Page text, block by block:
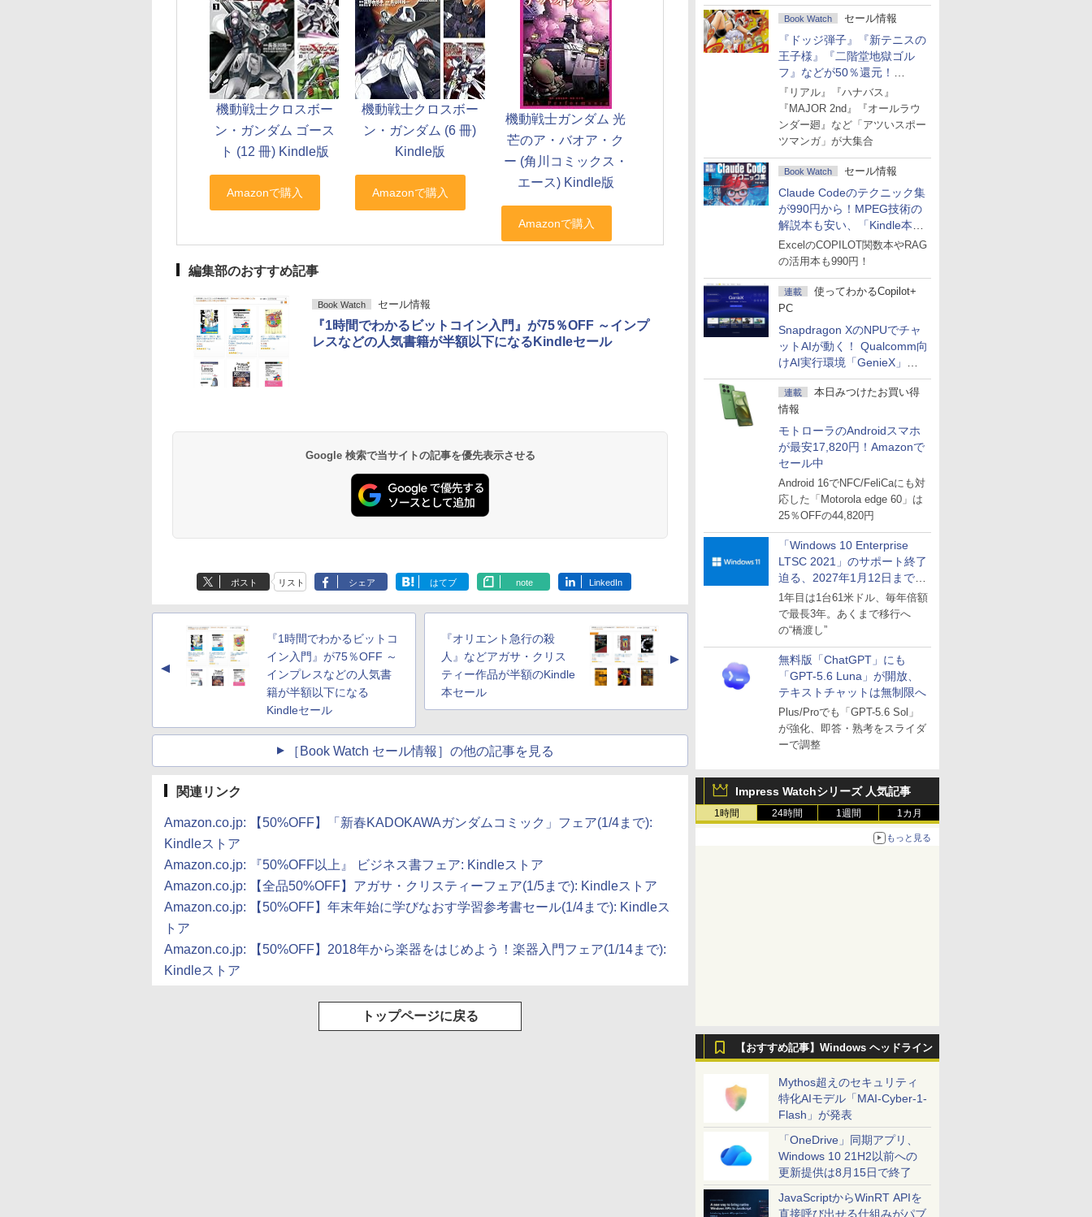
Book Watch セール情報
『ドッジ弾子』『新テニスの
王子様』『二階堂地獄ゴル
フ』などが50％還元！
Amazonマンガ週末セール
『リアル』『ハナバス』
『MAJOR 2nd』『オールラウ
ンダー廻』など「アツいスポー
ツマンガ」が大集合
Book Watch セール情報
Claude Codeのテクニック集
が990円から！MPEG技術の
解説本も安い、「Kindle本サ
マーセール」第2弾開始！
ExcelのCOPILOT関数本やRAG
の活用本も990円！
連載
使ってわかるCopilot+
PC
Snapdragon XのNPUでチャ
ットAIが動く！ Qualcomm向
けAI実行環境「GenieX」を
試してみた
連載
本日みつけたお買い得
情報
モトローラのAndroidスマホ
が最安17,820円！Amazonで
セール中
Android 16でNFC/FeliCaにも対
応した「Motorola edge 60」は
25％OFFの44,820円
「Windows 10 Enterprise
LTSC 2021」のサポート終了
迫る、2027年1月12日まで
～ESUは9月1日から販売
1年目は1台61米ドル、毎年倍額
で最長3年。あくまで移行へ
の“橋渡し”
無料版「ChatGPT」にも
「GPT-5.6 Luna」が開放、
テキストチャットは無制限へ
Plus/Proでも「GPT-5.6 Sol」
が強化、即答・熟考をスライダ
ーで調整
Impress Watchシリーズ 人気記事
1時間 24時間 1週間 1カ月
もっと見る
【おすすめ記事】Windows ヘッドライン
Mythos超えのセキュリティ
特化AIモデル「MAI-Cyber-1-
Flash」が発表
「OneDrive」同期アプリ、
Windows 10 21H2以前への
更新提供は8月15日で終了
JavaScriptからWinRT APIを
直接呼び出せる仕組みがパブ
機動戦士クロスボー
ン・ガンダム ゴース
ト (12 冊) Kindle版
機動戦士クロスボー
ン・ガンダム (6 冊)
Kindle版
機動戦士ガンダム 光
芒のア・バオア・ク
ー (角川コミックス・
エース) Kindle版
編集部のおすすめ記事
Book Watch セール情報
『1時間でわかるビットコイン入門』が75％OFF ～インプ
レスなどの人気書籍が半額以下になるKindleセール
Google 検索で当サイトの記事を優先表示させる
ポスト リスト シェア はてブ note LinkedIn
▲
『1時間でわかるビットコ
イン入門』が75％OFF ～
インプレスなどの人気書
籍が半額以下になる
Kindleセール
『オリエント急行の殺
人』などアガサ・クリス
ティー作品が半額のKindle
本セール
▲
［Book Watch セール情報］の他の記事を見る
関連リンク
Amazon.co.jp: 【50%OFF】「新春KADOKAWAガンダムコミック」フェア(1/4まで):
Kindleストア
Amazon.co.jp: 『50%OFF以上』 ビジネス書フェア: Kindleストア
Amazon.co.jp: 【全品50%OFF】アガサ・クリスティーフェア(1/5まで): Kindleストア
Amazon.co.jp: 【50%OFF】年末年始に学びなおす学習参考書セール(1/4まで): Kindleス
トア
Amazon.co.jp: 【50%OFF】2018年から楽器をはじめよう！楽器入門フェア(1/14まで):
Kindleストア
トップページに戻る